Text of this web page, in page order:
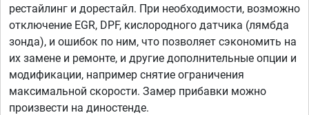
рестайлинг и дорестайл. При необходимости, возможно
отключение EGR, DPF, кислородного датчика (лямбда
зонда), и ошибок по ним, что позволяет сэкономить на
их замене и ремонте, и другие дополнительные опции и
модификации, например снятие ограничения
максимальной скорости. Замер прибавки можно
произвести на диностенде.